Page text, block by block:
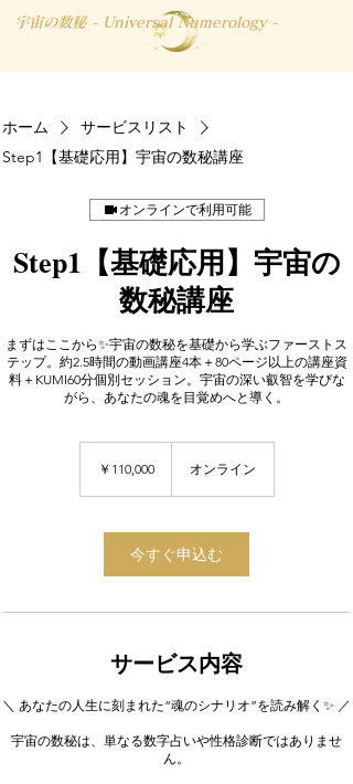
宇宙の数秘 - Universal Numerology -
ホーム
サービスリスト
Step1【基礎応用】宇宙の数秘講座
オンラインで利用可能
Step1【基礎応用】宇宙の
数秘講座
まずはここから✨宇宙の数秘を基礎から学ぶファーストス
テップ。約2.5時間の動画講座4本＋80ページ以上の講座資
料＋KUMI60分個別セッション。宇宙の深い叡智を学びな
がら、あなたの魂を目覚めへと導く。
￥110,000 オンライン
今すぐ申込む
サービス内容
＼ あなたの人生に刻まれた“魂のシナリオ”を読み解く✨ ／
宇宙の数秘は、単なる数字占いや性格診断ではありませ
ん。